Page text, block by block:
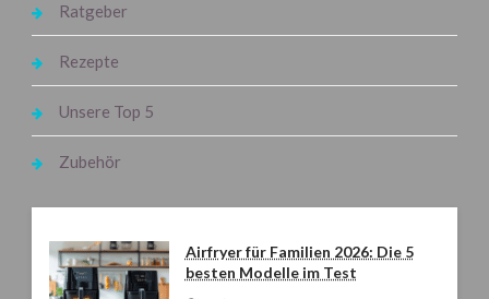
Ratgeber
Rezepte
Unsere Top 5
Zubehör
Airfryer für Familien 2026: Die 5
besten Modelle im Test